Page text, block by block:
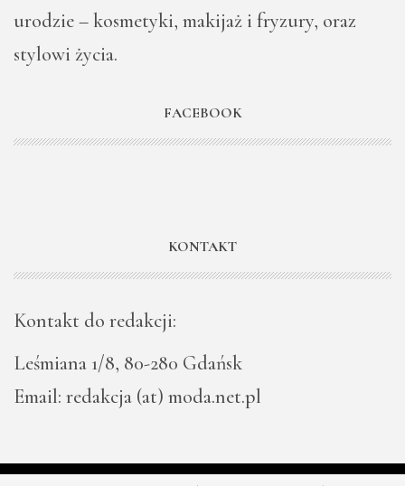
urodzie – kosmetyki, makijaż i fryzury, oraz
stylowi życia.
FACEBOOK
KONTAKT
Kontakt do redakcji:
Leśmiana 1/8, 80-280 Gdańsk
Email: redakcja (at) moda.net.pl